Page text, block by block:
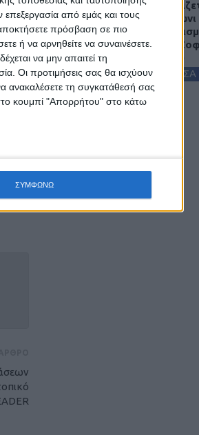
από εμάς και τους
πρόσβαση σε πιο
ή να αρνηθείτε να συναινέσετε.
να μην απαιτεί τη
Οι προτιμήσεις σας θα ισχύουν
ανακαλέσετε τη συγκατάθεσή σας
κουμπί "Απορρήτου" στο κάτω
ΣΥΜΦΩΝΩ
του
Υγείας
ΚΑΡΔΙΤΣΑ